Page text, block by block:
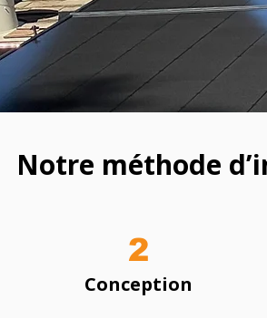
Notre méthode
2
Conception